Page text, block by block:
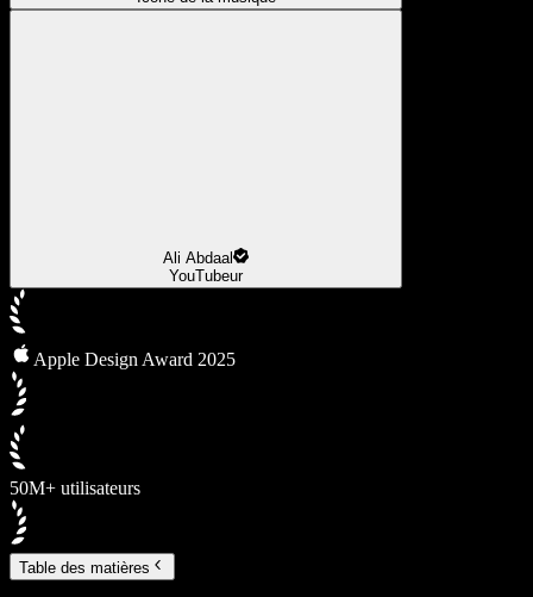
Ali Abdaal
YouTubeur
Apple Design Award 2025
50M+ utilisateurs
Table des matières